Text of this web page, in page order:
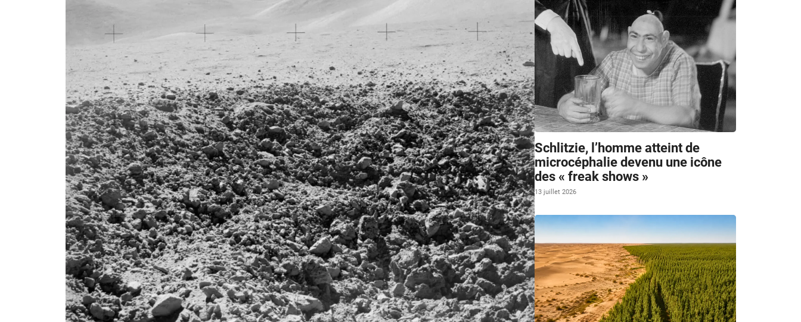
Schlitzie, l’homme atteint de
microcéphalie devenu une icône
des « freak shows »
13 juillet 2026